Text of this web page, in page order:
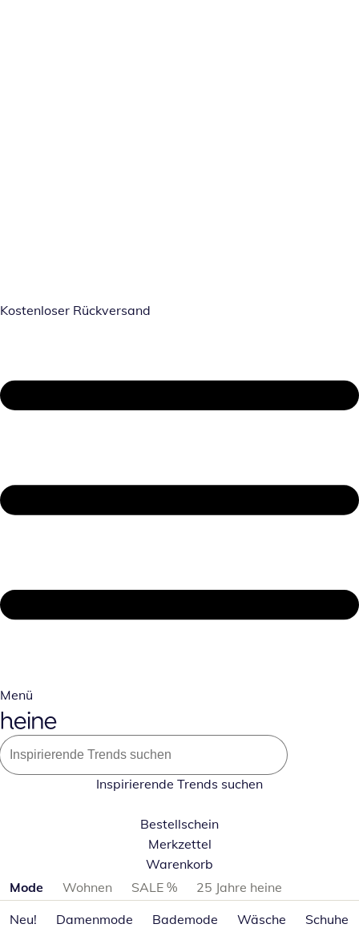
Kostenloser Rückversand
Menü
Inspirierende Trends suchen
Bestellschein
Merkzettel
Warenkorb
Produktkategorien überspringen
Mode Wohnen SALE %
25 Jahre heine
Neu!
Damenmode Bademode Wäsche Schuhe